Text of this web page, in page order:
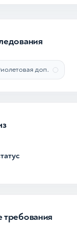
доп.
требования